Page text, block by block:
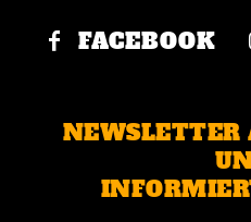
FACEBOOK